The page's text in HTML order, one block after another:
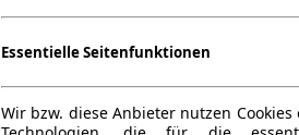
Essentielle Seitenfunktionen
Wir bzw. diese Anbieter nutzen